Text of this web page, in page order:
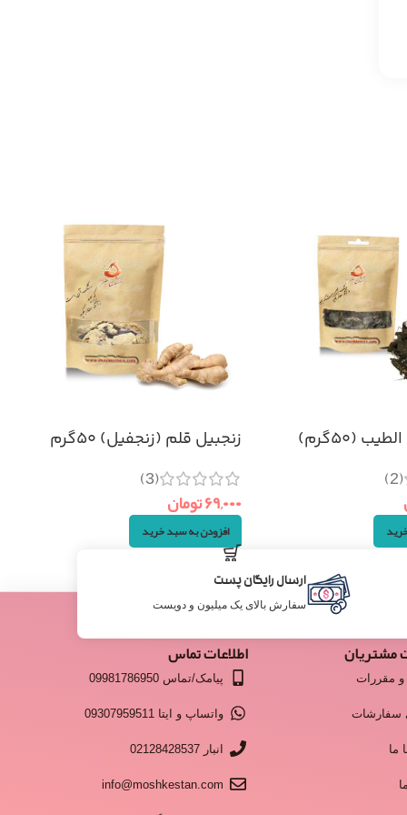
(۵۰گرم)
(2)
زنجبیل قلم (زنجفیل) ۵۰گرم
(3)
۶۹,۰۰۰تومان
افزودن به سبد خرید
ارسال رایگان پست
سفارش بالای یک میلیون و دویست
مشتریان
مقررات
سفارشات
ما
اطلاعات تماس
پیامک/تماس 09981786950
واتساپ و ایتا 09307959511
انبار 02128428537
info@moshkestan.com